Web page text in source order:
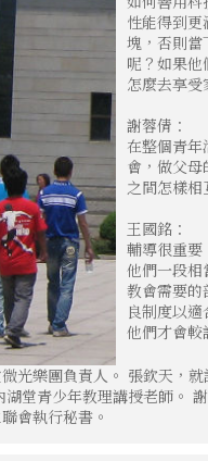
性能得到
塊，否則當
呢？如果
怎麼去享受
謝蓉倩：
在整個青
會，做父
之間怎樣相
王國銘：
輔導很重要
他們一段相
教會需要的
良制度以
他們才會較
光樂團負責人。 張欽天，
堂青少年教理講授老師。
會執行秘書。